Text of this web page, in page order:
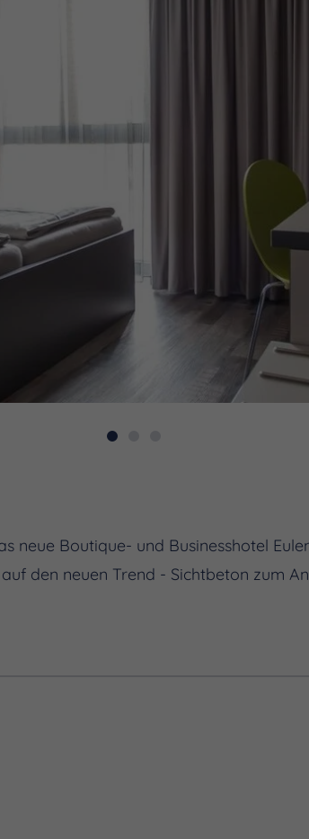
neue Boutique- und Businesshotel
den neuen Trend - Sichtbeton zum